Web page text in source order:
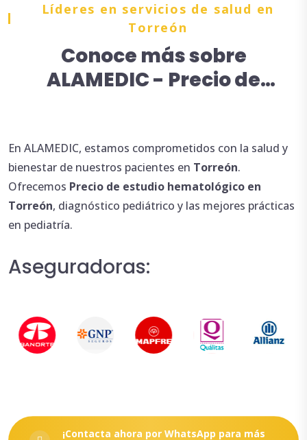
Líderes en servicios de salud en
Torreón
Conoce más sobre
ALAMEDIC - Precio de
En ALAMEDIC, estamos comprometidos con la salud y
bienestar de nuestros pacientes en Torreón.
Ofrecemos Precio de estudio hematológico en
Torreón, diagnóstico pediátrico y las mejores prácticas
en pediatría.
Aseguradoras:
¡Contacta ahora por WhatsApp para más